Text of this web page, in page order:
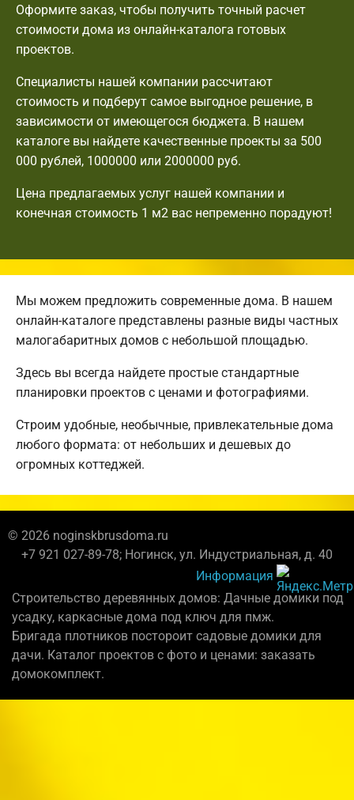
Оформите заказ, чтобы получить точный расчет
стоимости дома из онлайн-каталога готовых
проектов.
Специалисты нашей компании рассчитают
стоимость и подберут самое выгодное решение, в
зависимости от имеющегося бюджета. В нашем
каталоге вы найдете качественные проекты за 500
000 рублей, 1000000 или 2000000 руб.
Цена предлагаемых услуг нашей компании и
конечная стоимость 1 м2 вас непременно порадуют!
Мы можем предложить современные дома. В нашем
онлайн-каталоге представлены разные виды частных
малогабаритных домов с небольшой площадью.
Здесь вы всегда найдете простые стандартные
планировки проектов с ценами и фотографиями.
Строим удобные, необычные, привлекательные дома
любого формата: от небольших и дешевых до
огромных коттеджей.
© 2026 noginskbrusdoma.ru
+7 921 027-89-78; Ногинск, ул. Индустриальная, д. 40
Информация
Строительство деревянных домов: Дачные домики под
усадку, каркасные дома под ключ для пмж.
Бригада плотников постороит садовые домики для
дачи. Каталог проектов с фото и ценами: заказать
домокомплект.